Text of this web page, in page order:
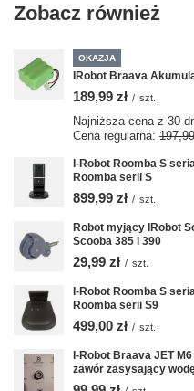
Zobacz również
OKAZJA
IRobot Braava
189,99 zł / szt.
Najniższa cena z 30
Cena regularna:
I-Robot Roomba S
Roomba serii S
899,99 zł / szt.
Robot myjący IRobot
Scooba 385 i 390
29,99 zł / szt.
I-Robot Roomba S
Roomba serii S9
499,00 zł / szt.
I-Robot Braava JET
zawór zasysający